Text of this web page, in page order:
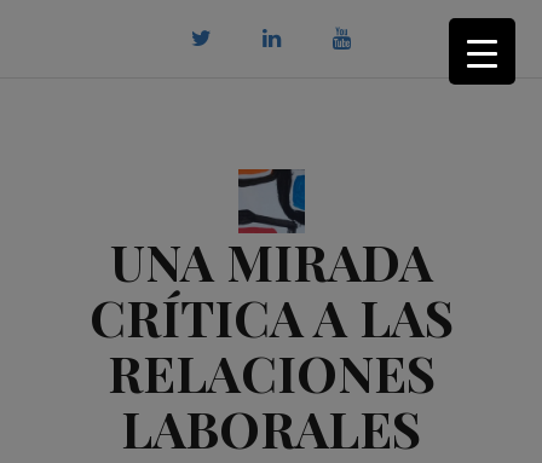
UNA MIRADA
CRÍTICA A LAS
RELACIONES
LABORALES